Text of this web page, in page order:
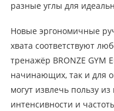
разные углы для
Новые эргономичные
хвата соответствуют
тренажёр BRONZE GYM
начинающих, так и для
могут извлечь пользу
интенсивности и